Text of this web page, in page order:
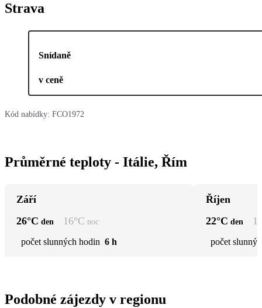
Strava
Snídaně
v ceně
Kód nabídky: FCO1972
Průměrné teploty - Itálie, Řím
Září
26°C den 16°C noc
počet slunných hodin 6 h
Říjen
22°C den
počet
Podobné zájezdy v regionu